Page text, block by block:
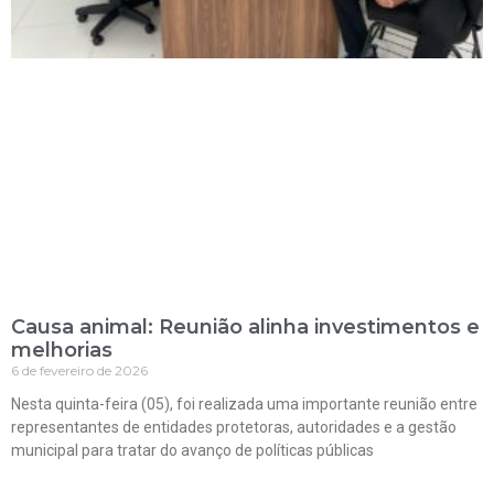
Causa animal: Reunião alinha investimentos e
melhorias
6 de fevereiro de 2026
Nesta quinta-feira (05), foi realizada uma importante reunião entre
representantes de entidades protetoras, autoridades e a gestão
municipal para tratar do avanço de políticas públicas